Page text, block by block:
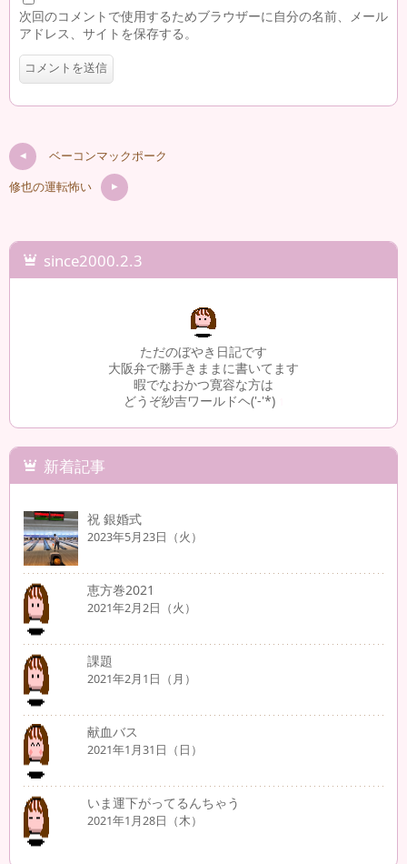
次回のコメントで使用するためブラウザーに自分の名前、メール
アドレス、サイトを保存する。
ベーコンマックポーク
修也の運転怖い
since2000.2.3
ただのぼやき日記です
大阪弁で勝手きままに書いてます
暇でなおかつ寛容な方は
どうぞ紗吉ワールドヘ('-'*)
新着記事
祝 銀婚式
2023年5月23日（火）
恵方巻2021
2021年2月2日（火）
課題
2021年2月1日（月）
献血バス
2021年1月31日（日）
いま運下がってるんちゃう
2021年1月28日（木）